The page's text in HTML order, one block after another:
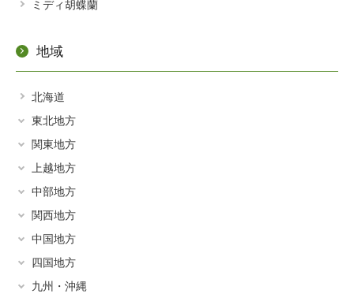
ミディ胡蝶蘭
地域
北海道
東北地方
青森県
秋田県
宮城県
福島県
山形県
関東地方
茨城
千葉
群馬
埼玉
上越地方
新潟県
富山県
福井県
中部地方
岐阜県
静岡県
関西地方
滋賀県
京都
中国地方
島根県
鳥取県
四国地方
香川県
九州・沖縄